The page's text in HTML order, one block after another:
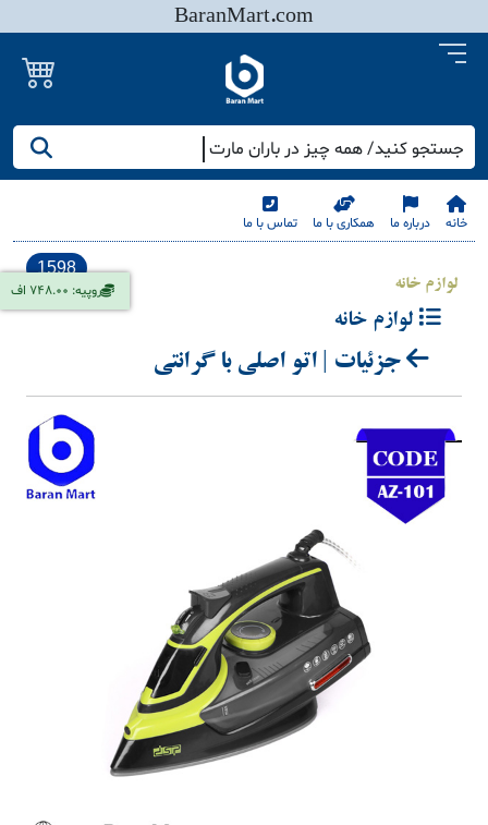
BaranMart.com
جستجو کنید/ همه چیز در باران مارت
خانه درباره ما همکاری با ما تماس با ما
روپیه: 748.00 اف
1598
لوازم خانه
لوازم خانه
جزئیات | اتو اصلی با گرانتی